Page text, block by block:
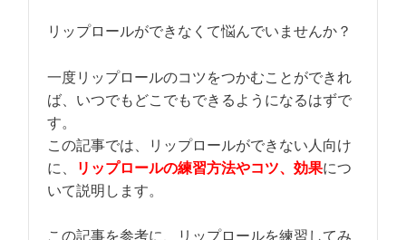
リップロールができなくて悩んでいませんか？
一度リップロールのコツをつかむことができれ
ば、いつでもどこでもできるようになるはずで
す。
この記事では、リップロールができない人向け
に、
リップロールの練習方法やコツ、効果につ
いて説明します。
この記事を参考に、リップロールを練習してみ